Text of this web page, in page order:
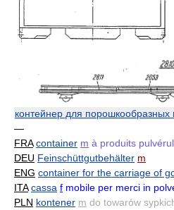
контейнер для порошкообразных
—
FRA container m à produits
DEU Feinschüttgutbehälter m
ENG container for the carriage of
ITA cassa f mobile per merci in
PLN kontener m do towarów